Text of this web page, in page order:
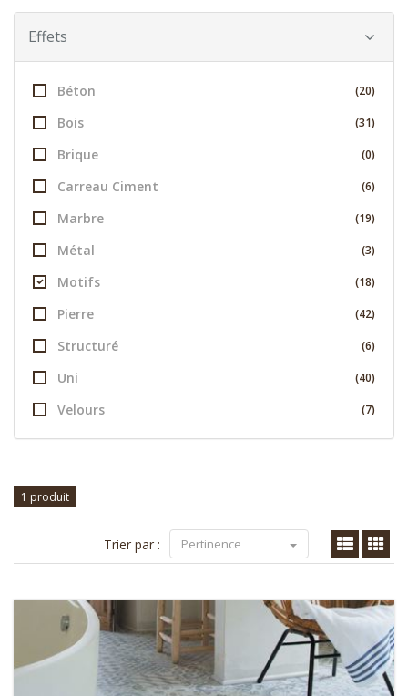
Effets
Béton (20)
Bois (31)
Brique (0)
Carreau Ciment (6)
Marbre (19)
Métal (3)
Motifs (18)
Pierre (42)
Structuré (6)
Uni (40)
Velours (7)
1 produit
Trier par : Pertinence